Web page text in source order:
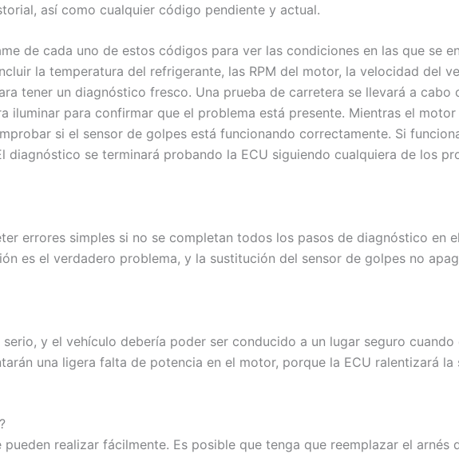
así como cualquier código pendiente y actual.
de cada uno de estos códigos para ver las condiciones en las que se
la temperatura del refrigerante, las RPM del motor, la velocidad del
tener un diagnóstico fresco. Una prueba de carretera se llevará a cabo
iluminar para confirmar que el problema está presente. Mientras el
si el sensor de golpes está funcionando correctamente. Si
diagnóstico se terminará probando la ECU siguiendo cualquiera de los
errores simples si no se completan todos los pasos de diagnóstico en
es el verdadero problema, y la sustitución del sensor de golpes no
y el vehículo debería poder ser conducido a un lugar seguro
una ligera falta de potencia en el motor, porque la ECU ralentizará la
realizar fácilmente. Es posible que tenga que reemplazar el arnés